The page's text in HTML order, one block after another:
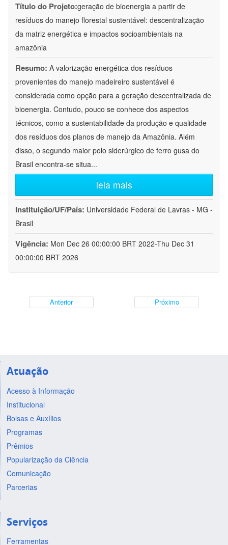
Título do Projeto:geração de bioenergia a partir de
resíduos do manejo florestal sustentável: descentralização
da matriz energética e impactos socioambientais na
amazônia
Resumo: A valorização energética dos resíduos
provenientes do manejo madeireiro sustentável é
considerada como opção para a geração descentralizada de
bioenergia. Contudo, pouco se conhece dos aspectos
técnicos, como a sustentabilidade da produção e qualidade
dos resíduos dos planos de manejo da Amazônia. Além
disso, o segundo maior polo siderúrgico de ferro gusa do
Brasil encontra-se situa...
leia mais
Instituição/UF/País: Universidade Federal de Lavras - MG -
Brasil
Vigência: Mon Dec 26 00:00:00 BRT 2022-Thu Dec 31
00:00:00 BRT 2026
Anterior Próximo
Atuação
Acesso à Informação
Institucional
Bolsas e Auxílios
Programas
Prêmios
Popularização da Ciência
Comunicação
Parcerias
Serviços
Ferramentas